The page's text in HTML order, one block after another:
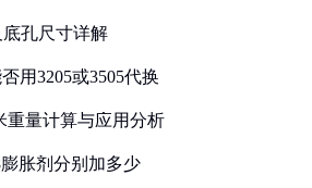
底孔尺寸详解
用3205或3505代换
重量计算与应用分析
胀剂分别加多少